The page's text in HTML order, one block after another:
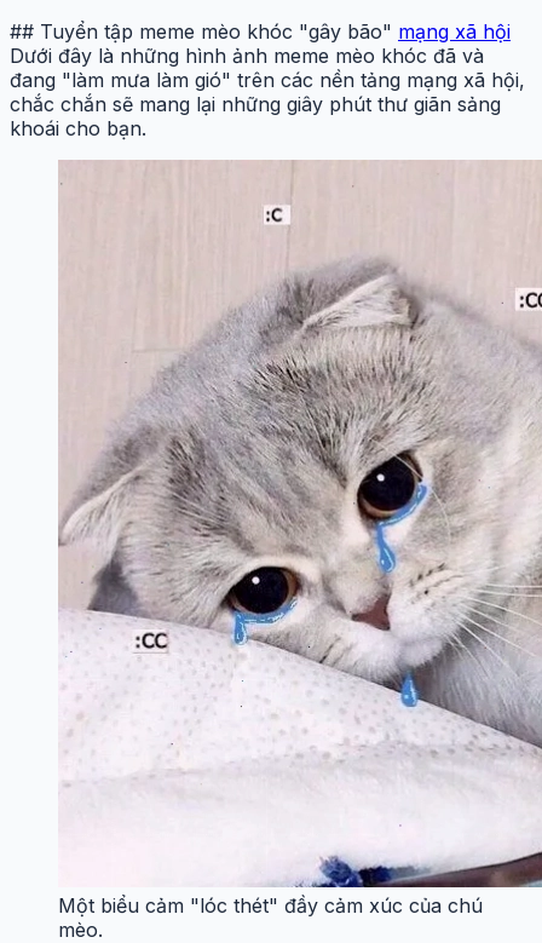
## Tuyển tập meme mèo khóc "gây bão" mạng xã hội
Dưới đây là những hình ảnh meme mèo khóc đã và
đang "làm mưa làm gió" trên các nền tảng mạng xã hội,
chắc chắn sẽ mang lại những giây phút thư giãn sảng
khoái cho bạn.
Một biểu cảm "lóc thét" đầy cảm xúc của chú
mèo.